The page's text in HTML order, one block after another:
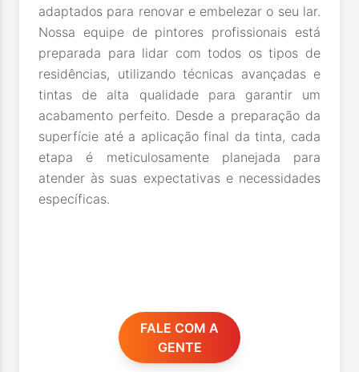
adaptados para renovar e embelezar o seu lar.
Nossa equipe de pintores profissionais está
preparada para lidar com todos os tipos de
residências, utilizando técnicas avançadas e
tintas de alta qualidade para garantir um
acabamento perfeito. Desde a preparação da
superfície até a aplicação final da tinta, cada
etapa é meticulosamente planejada para
atender às suas expectativas e necessidades
específicas.
FALE COM A
GENTE